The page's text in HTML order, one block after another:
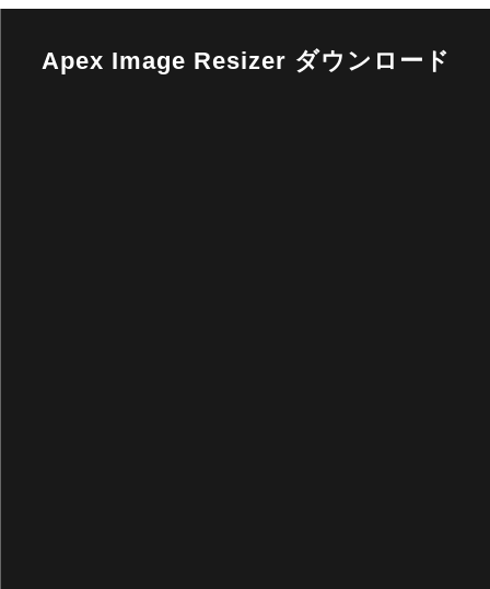
Apex Image Resizer ダウンロード